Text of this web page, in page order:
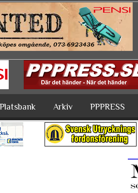
Platsbank Arkiv PPPRESS